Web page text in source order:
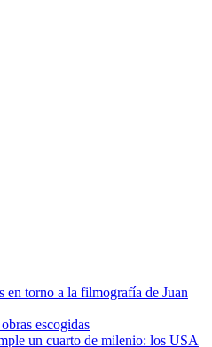
en torno a la filmografía de Juan
escogidas
un cuarto de milenio: los USA